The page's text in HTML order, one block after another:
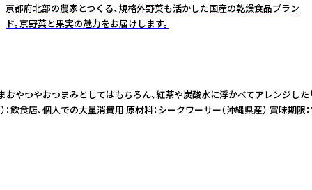
京都府北部の農家とつくる、規格外野菜も活かした国産の乾燥食品ブラン
ド。京野菜と果実の魅力をお届けします。
おつまみとしてはもちろん、紅茶や炭酸水に浮かべてアレンジ
飲食店、個人での大量消費用 原材料：シークワーサー（沖縄県産